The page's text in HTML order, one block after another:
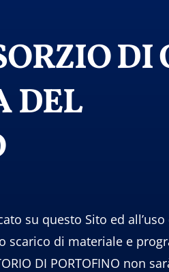
DI
DEL
su questo Sito ed
scarico di materiale e
DI PORTOFINO non